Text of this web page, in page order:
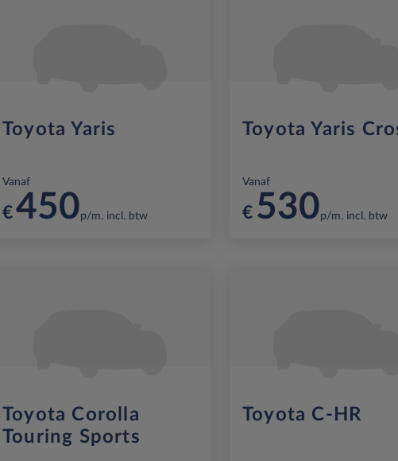
Toyota Yaris
Vanaf
€450p/m. incl. btw
Toyota Yaris
Vanaf
€ 530p/m. incl. btw
Toyota Corolla
Touring Sports
Toyota C-HR